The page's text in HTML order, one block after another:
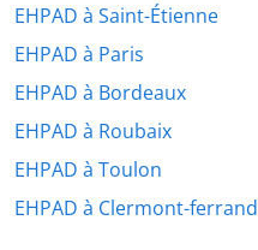
EHPAD à Saint-Étienne
EHPAD à Paris
EHPAD à Bordeaux
EHPAD à Roubaix
EHPAD à Toulon
EHPAD à Clermont-ferrand